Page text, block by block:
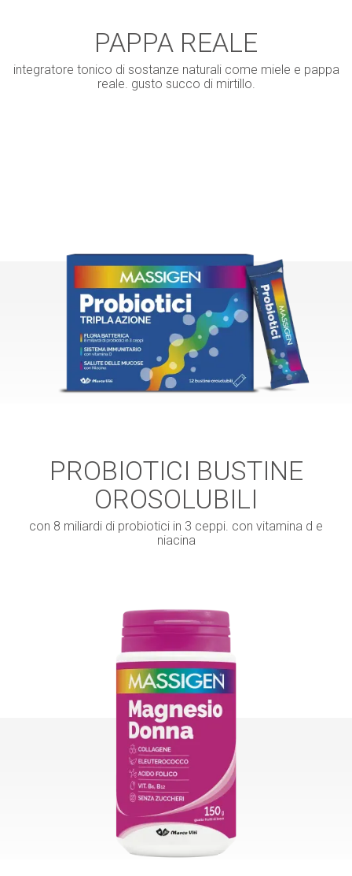
PAPPA REALE
integratore tonico di sostanze naturali come miele e pappa
reale. gusto succo di mirtillo.
PROBIOTICI BUSTINE
OROSOLUBILI
con 8 miliardi di probiotici in 3 ceppi. con vitamina d e
niacina